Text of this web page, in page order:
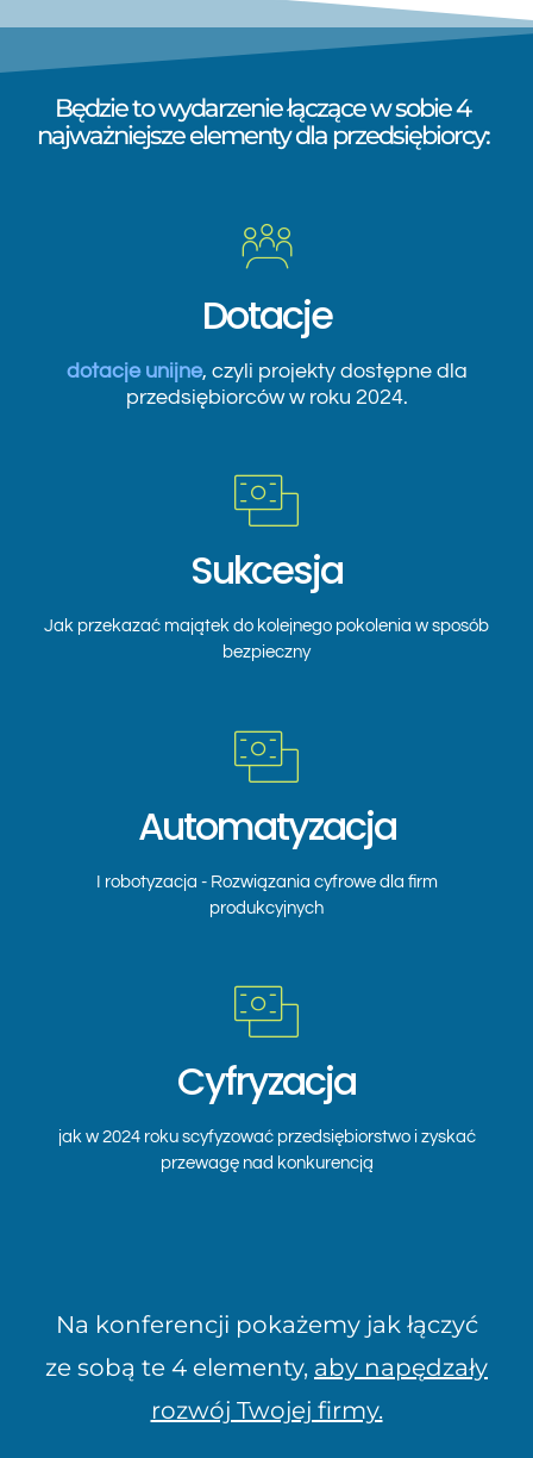
Będzie to wydarzenie łączące w sobie 4
najważniejsze elementy dla przedsiębiorcy:
Dotacje
dotacje unijne, czyli projekty dostępne dla
przedsiębiorców w roku 2024.
Sukcesja
Jak przekazać majątek do kolejnego pokolenia w sposób
bezpieczny
Automatyzacja
I robotyzacja - Rozwiązania cyfrowe dla firm
produkcyjnych
Cyfryzacja
jak w 2024 roku scyfyzować przedsiębiorstwo i zyskać
przewagę nad konkurencją
Na konferencji pokażemy jak łączyć
ze sobą te 4 elementy, aby napędzały
rozwój Twojej firmy.